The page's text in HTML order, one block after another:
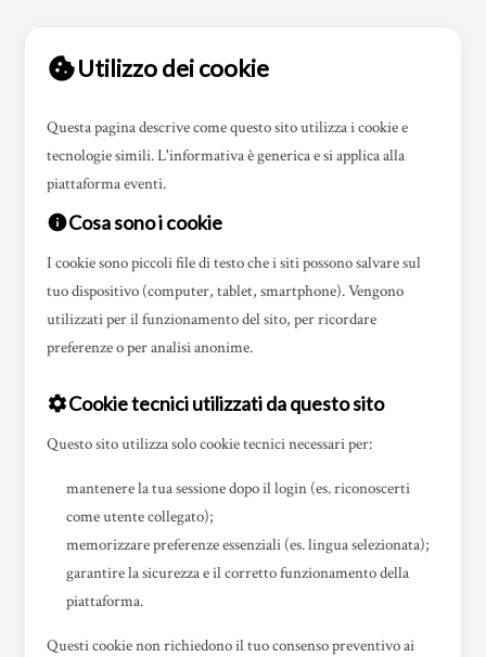
cookieUtilizzo dei cookie
Questa pagina descrive come questo sito utilizza i cookie e
tecnologie simili. L'informativa è generica e si applica alla
piattaforma eventi.
infoCosa sono i cookie
I cookie sono piccoli file di testo che i siti possono salvare sul
tuo dispositivo (computer, tablet, smartphone). Vengono
utilizzati per il funzionamento del sito, per ricordare
preferenze o per analisi anonime.
settingsCookie tecnici utilizzati da questo sito
Questo sito utilizzasolo cookie tecnicinecessari per:
mantenere la tua sessione dopo il login (es. riconoscerti
come utente collegato);
memorizzare preferenze essenziali (es. lingua selezionata);
garantire la sicurezza e il corretto funzionamento della
piattaforma.
Questi cookie non richiedono il tuo consenso preventivo ai